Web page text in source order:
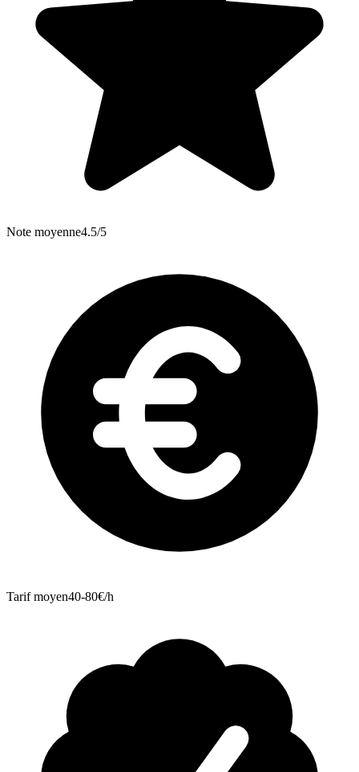
Note moyenne4.5/5
Tarif moyen40-80€/h